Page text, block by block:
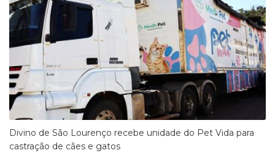
Divino de São Lourenço recebe unidade do Pet Vida para
castração de cães e gatos